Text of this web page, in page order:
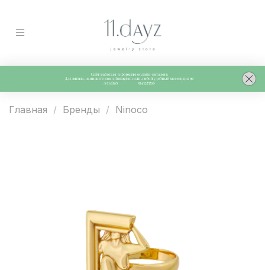
Главная Бренды Ninoco